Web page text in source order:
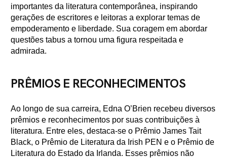
importantes da literatura contemporânea, inspirando
gerações de escritores e leitoras a explorar temas de
empoderamento e liberdade. Sua coragem em abordar
questões tabus a tornou uma figura respeitada e
admirada.
PRÊMIOS E RECONHECIMENTOS
Ao longo de sua carreira, Edna O’Brien recebeu diversos
prêmios e reconhecimentos por suas contribuições à
literatura. Entre eles, destaca-se o Prêmio James Tait
Black, o Prêmio de Literatura da Irish PEN e o Prêmio de
Literatura do Estado da Irlanda. Esses prêmios não